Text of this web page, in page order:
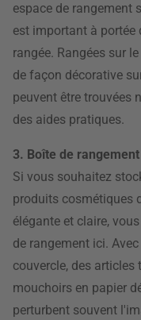
espace de rangement
est important à portée
rangée. Rangées sur
de façon décorative
peuvent être trouvées
des aides pratiques.
3. Boîte de
Si vous souhaitez
produits cosmétiques
élégante et claire,
de rangement ici.
couvercle, des articles
mouchoirs en papier
perturbent souvent